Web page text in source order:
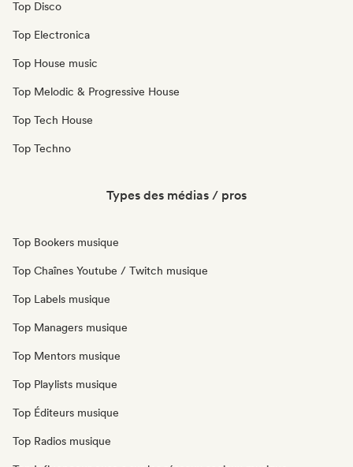
Top Disco
Top Electronica
Top House music
Top Melodic & Progressive House
Top Tech House
Top Techno
Types des médias / pros
Top Bookers musique
Top Chaînes Youtube / Twitch musique
Top Labels musique
Top Managers musique
Top Mentors musique
Top Playlists musique
Top Éditeurs musique
Top Radios musique